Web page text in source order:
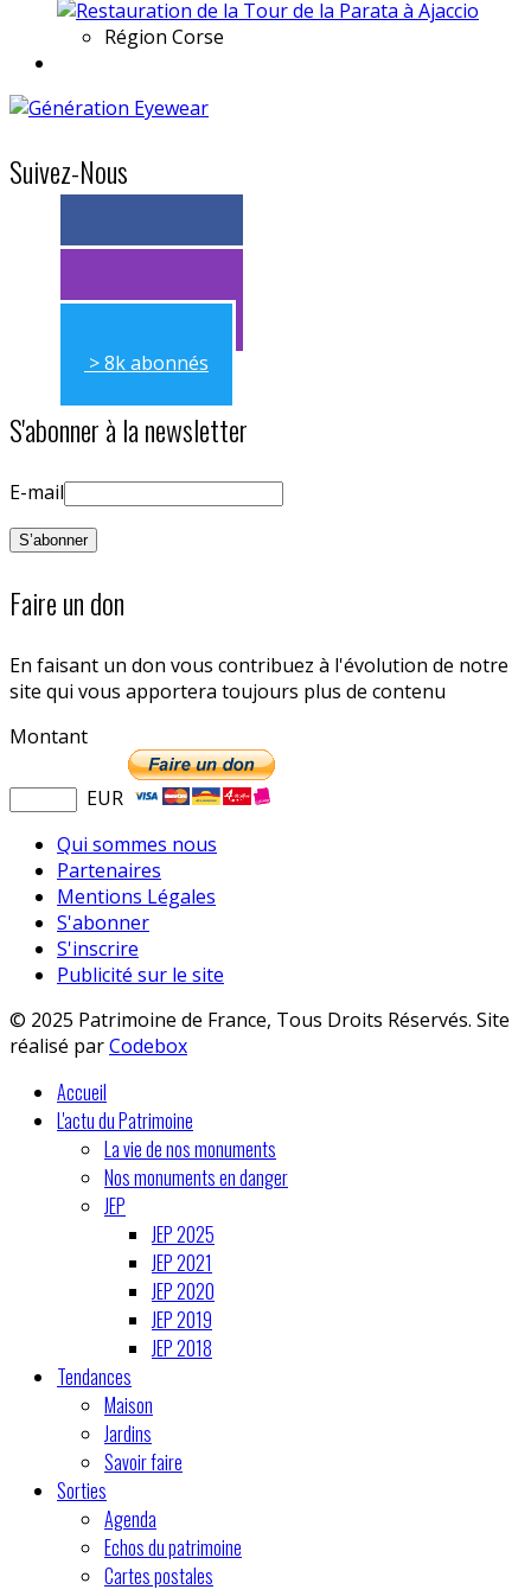
Région Corse
Suivez-Nous
> 11k abonnés
> 11k abonnés
> 8k abonnés
S'abonner à la newsletter
E-mail
Faire un don
En faisant un don vous contribuez à l'évolution de notre
site qui vous apportera toujours plus de contenu
Montant
EUR
Qui sommes nous
Partenaires
Mentions Légales
S'abonner
S'inscrire
Publicité sur le site
© 2025 Patrimoine de France, Tous Droits Réservés. Site
réalisé parCodebox
Accueil
L'actu du Patrimoine
La vie de nos monuments
Nos monuments en danger
JEP
JEP 2025
JEP 2021
JEP 2020
JEP 2019
JEP 2018
Tendances
Maison
Jardins
Savoir faire
Sorties
Agenda
Echos du patrimoine
Cartes postales